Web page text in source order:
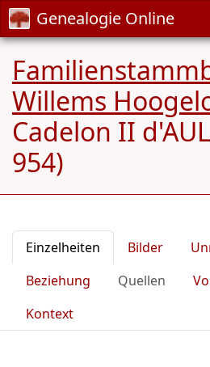
Genealogie Online
Willems
Cadelon II
954)
Einzelheiten Bilder
Beziehung
Quellen
Kontext